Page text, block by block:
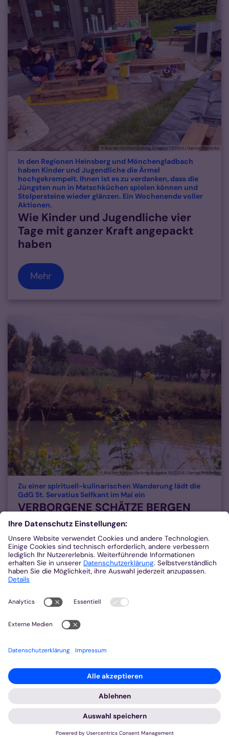
© Aus der KirchenZeitung, Ausgabe 17/2024 | Garnet Manecke
In den Regionen Heinsberg und Mönchengladbach
haben Kinder und Jugendliche die Ärmel
hochgekrempelt. Ihnen ist es zu verdanken, dass die
Jüngsten nun in Matschküchen spielen können und
Stolpersteine wieder glänzen. Ein Wochenende voller
Aktionen.
Wie Kinder und Jugendliche vier
Tage mit ganzer Kraft angepackt
haben
Mehr
© Aus der KirchenZeitung, Ausgabe 16/2024 | Garnet Manecke
Zu einer spirituell-kulinarischen Wanderung lädt die
GdG St. Servatius Selfkant im Mai ein
VERBORGENE SCHÄTZE BERGEN
Mehr
© Aus der KirchenZeitung, Ausgabe 15/2024 | Garnet Manecke
Alternativen in den Regionen zu den großen
Wallfahrtsorten wie Kevelaer oder Trier